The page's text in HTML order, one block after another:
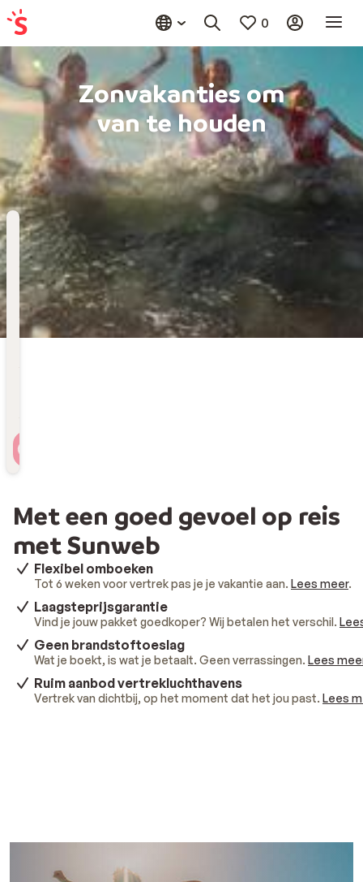
0
Zonvakanties om
van te houden
Bestemming
Kies bestemming
Wanneer
Vertrekdatum
Hoelang
Met een goed gevoel op reis
met Sunweb
Flexibel omboeken
Tot 6 weken voor vertrek pas je je vakantie aan. Lees meer.
Laagsteprijsgarantie
Vind je jouw pakket goedkoper? Wij betalen het verschil.
Geen brandstoftoeslag
Wat je boekt, is wat je betaalt. Geen verrassingen. Lees
Ruim aanbod vertrekluchthavens
Vertrek van dichtbij, op het moment dat het jou past. Lees